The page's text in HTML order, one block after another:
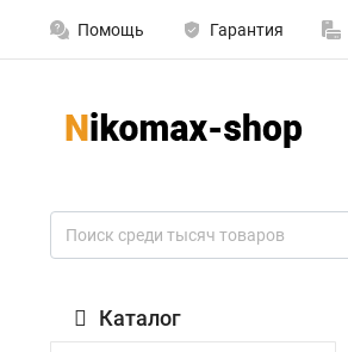
Помощь Гарантия
Каталог